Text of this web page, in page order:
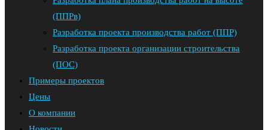
(ППРв)
Разработка проекта производства работ (ППР)
Разработка проекта организации строительства
(ПОС)
Примеры проектов
Цены
О компании